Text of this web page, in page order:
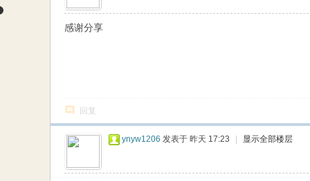
感谢分享
回复
ynyw1206 发表于 昨天 17:23 显示全部楼层